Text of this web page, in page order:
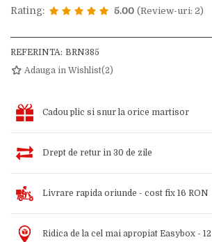
Rating: 5.00 (Review-uri: 2)
REFERINTA: BRN385
Adauga in Wishlist(2 )
Cadou plic si snur la orice martisor
Drept de retur in 30 de zile
Livrare rapida oriunde - cost fix 16 RON
Ridica de la cel mai apropiat Easybox -